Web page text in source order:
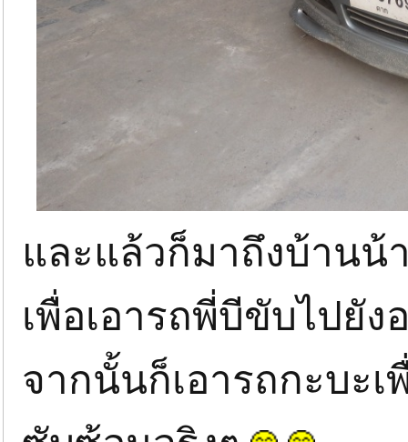
และแล้วก็มาถึงบ้านน้
เพื่อเอารถพี่บีขับไปยัง
จากนั้นก็เอารถกะบะ